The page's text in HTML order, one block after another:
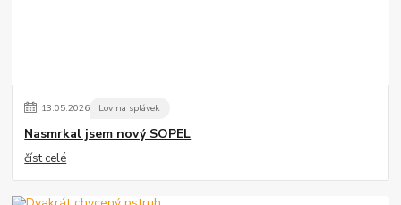
13.05.2026 Lov na splávek
Nasmrkal jsem nový SOPEL
číst celé